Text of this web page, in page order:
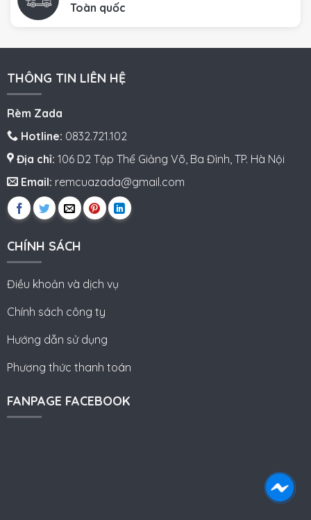
Toàn quốc
THÔNG TIN LIÊN HỆ
Rèm Zada
Hotline: 0832.721.102
Địa chỉ: 106 D2 Tập Thể Giảng Võ, Ba Đình, TP. Hà Nội
Email: remcuazada@gmail.com
CHÍNH SÁCH
Điều khoản và dịch vụ
Chính sách công ty
Hướng dẫn sử dụng
Phương thức thanh toán
FANPAGE FACEBOOK